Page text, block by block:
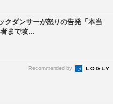
クダンサーが怒りの告発「本当
まで攻...
Recommended by